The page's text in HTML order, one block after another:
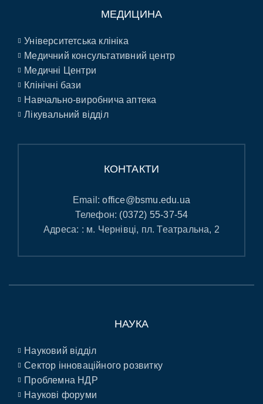
МЕДИЦИНА
Університетська клініка
Медичний консультативний центр
Медичні Центри
Клінічні бази
Навчально-виробнича аптека
Лікувальний відділ
КОНТАКТИ
Email:office@bsmu.edu.ua
Телефон: (0372) 55-37-54
Адреса: : м. Чернівці, пл. Театральна, 2
НАУКА
Науковий відділ
Сектор інноваційного розвитку
Проблемна НДР
Наукові форуми